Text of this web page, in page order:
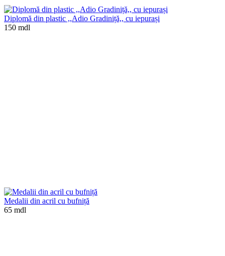
Diplomă din plastic ,,Adio Gradiniță,, cu iepurași
150 mdl
Medalii din acril cu bufniță
65 mdl